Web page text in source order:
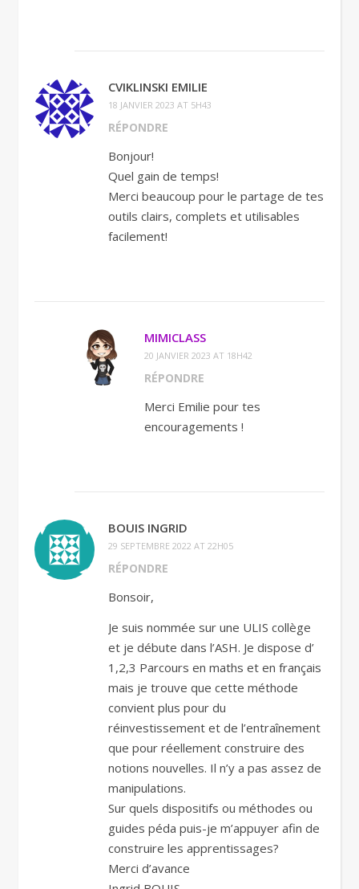
CVIKLINSKI EMILIE
18 JANVIER 2023 AT 5H43
RÉPONDRE
Bonjour!
Quel gain de temps!
Merci beaucoup pour le partage de tes
outils clairs, complets et utilisables
facilement!
MIMICLASS
20 JANVIER 2023 AT 18H42
RÉPONDRE
Merci Emilie pour tes
encouragements !
BOUIS INGRID
29 SEPTEMBRE 2022 AT 22H05
RÉPONDRE
Bonsoir,
Je suis nommée sur une ULIS collège
et je débute dans l’ASH. Je dispose d’
1,2,3 Parcours en maths et en français
mais je trouve que cette méthode
convient plus pour du
réinvestissement et de l’entraînement
que pour réellement construire des
notions nouvelles. Il n’y a pas assez de
manipulations.
Sur quels dispositifs ou méthodes ou
guides péda puis-je m’appuyer afin de
construire les apprentissages?
Merci d’avance